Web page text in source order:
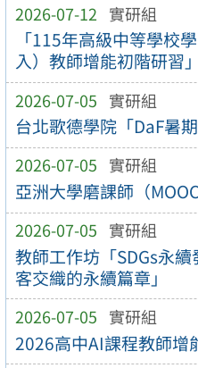
2026-07-12 實研組
「115年高級中等學校
入）教師增能初階研習」
2026-07-05 實研組
台北歌德學院「DaF暑
2026-07-05 實研組
亞洲大學磨課師（
2026-07-05 實研組
教師工作坊「SDGs永
客交織的永續篇章」
2026-07-05 實研組
2026高中AI課程教師增